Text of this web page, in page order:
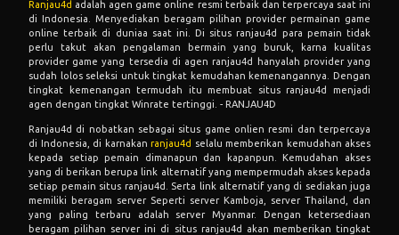
Ranjau4d adalah agen game online resmi terbaik dan terpercaya saat ini
di Indonesia. Menyediakan beragam pilihan provider permainan game
online terbaik di duniaa saat ini. Di situs ranjau4d para pemain tidak
perlu takut akan pengalaman bermain yang buruk, karna kualitas
provider game yang tersedia di agen ranjau4d hanyalah provider yang
sudah lolos seleksi untuk tingkat kemudahan kemenangannya. Dengan
tingkat kemenangan termudah itu membuat situs ranjau4d menjadi
agen dengan tingkat Winrate tertinggi. - RANJAU4D
Ranjau4d di nobatkan sebagai situs game onlien resmi dan terpercaya
di Indonesia, di karnakan ranjau4d selalu memberikan kemudahan akses
kepada setiap pemain dimanapun dan kapanpun. Kemudahan akses
yang di berikan berupa link alternatif yang mempermudah akses kepada
setiap pemain situs ranjau4d. Serta link alternatif yang di sediakan juga
memiliki beragam server Seperti server Kamboja, server Thailand, dan
yang paling terbaru adalah server Myanmar. Dengan ketersediaan
beragam pilihan server ini di situs ranjau4d akan memberikan tingkat